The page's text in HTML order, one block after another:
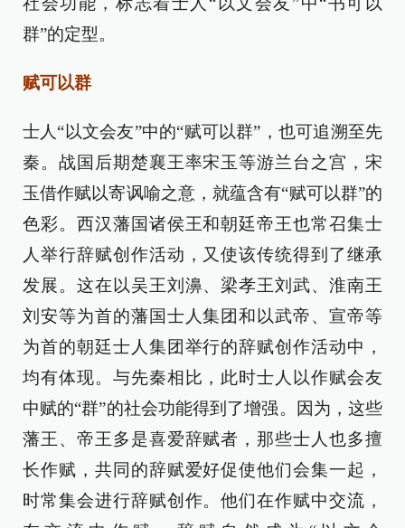
群”的定型。
赋可以群
士人“以文会友”中的“赋可以群”，也可追溯至先
秦。战国后期楚襄王率宋玉等游兰台之宫，宋
玉借作赋以寄讽喻之意，就蕴含有“赋可以群”的
色彩。西汉藩国诸侯王和朝廷帝王也常召集士
人举行辞赋创作活动，又使该传统得到了继承
发展。这在以吴王刘濞、梁孝王刘武、淮南王
刘安等为首的藩国士人集团和以武帝、宣帝等
为首的朝廷士人集团举行的辞赋创作活动中，
均有体现。与先秦相比，此时士人以作赋会友
中赋的“群”的社会功能得到了增强。因为，这些
藩王、帝王多是喜爱辞赋者，那些士人也多擅
长作赋，共同的辞赋爱好促使他们会集一起，
时常集会进行辞赋创作。他们在作赋中交流，